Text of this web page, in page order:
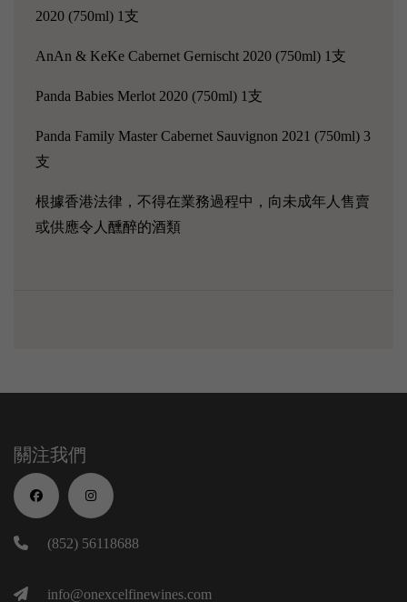
2020 (750ml) 1支
AnAn & KeKe Cabernet Gernischt 2020 (750ml) 1支
Panda Babies Merlot 2020 (750ml) 1支
Panda Family Master Cabernet Sauvignon 2021 (750ml) 3
支
根據香港法律，不得在業務過程中，向未成年人售賣
或供應令人醺醉的酒類
關注我們
(852) 56118688
info@onexcelfinewines.com